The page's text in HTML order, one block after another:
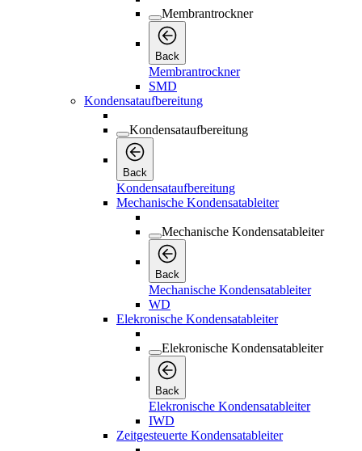
Membrantrockner
Back
Membrantrockner
SMD
Kondensataufbereitung
Kondensataufbereitung
Back
Kondensataufbereitung
Mechanische Kondensatableiter
Mechanische Kondensatableiter
Back
Mechanische Kondensatableiter
WD
Elekronische Kondensatableiter
Elekronische Kondensatableiter
Back
Elekronische Kondensatableiter
IWD
Zeitgesteuerte Kondensatableiter